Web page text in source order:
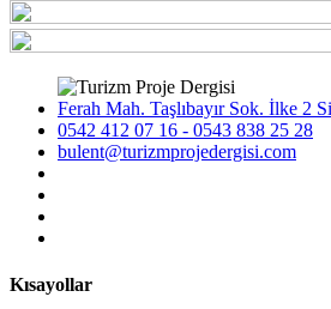
Ferah Mah. Taşlıbayır Sok. İlke 2
0542 412 07 16 - 0543 838 25 28
bulent@turizmprojedergisi.com
Kısayollar